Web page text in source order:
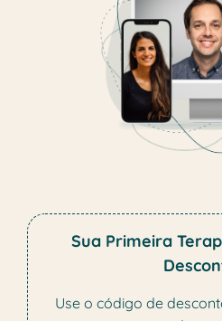
Sua Primeira
Use o código de